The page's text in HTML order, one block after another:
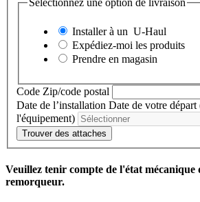
Sélectionnez une option de livraison
Installer à un U-Haul
Expédiez-moi les produits
Prendre en magasin
Code Zip/code postal
Date de l’installation Date de votre
l'équipement)
Trouver des attaches
Veuillez tenir compte de l'état mécanique
remorqueur.